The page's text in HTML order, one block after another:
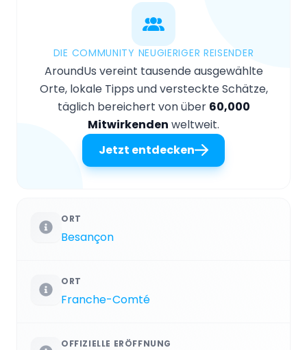
DIE COMMUNITY NEUGIERIGER REISENDER
AroundUs vereint tausende ausgewählte
Orte, lokale Tipps und versteckte Schätze,
täglich bereichert von über 60,000
Mitwirkenden weltweit.
Jetzt entdecken
ORT
Besançon
ORT
Franche-Comté
OFFIZIELLE ERÖFFNUNG